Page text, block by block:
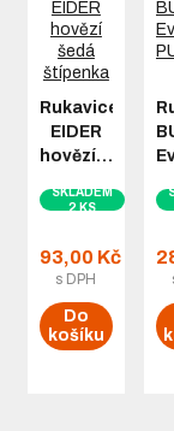
Rukavice
EIDER
hovězí…
SKLADEM
2 KS
93,00 Kč
s DPH
Do
košíku